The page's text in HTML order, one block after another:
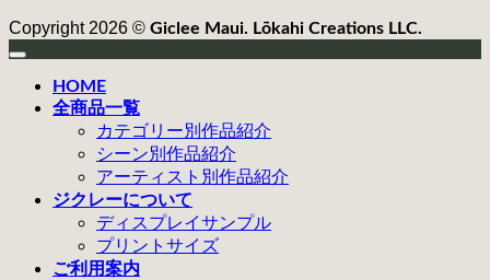
Copyright 2026 © Giclee Maui. Lōkahi Creations LLC.
HOME
全商品一覧
カテゴリー別作品紹介
シーン別作品紹介
アーティスト別作品紹介
ジクレーについて
ディスプレイサンプル
プリントサイズ
ご利用案内